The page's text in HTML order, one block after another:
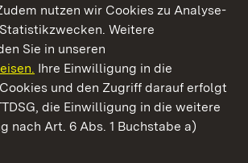
nutzen wir Cookies zu Analyse-
Weitere
Sie in unseren
Ihre Einwilligung in die
und den Zugriff darauf erfolgt
die Einwilligung in die weitere
nach Art. 6 Abs. 1 Buchstabe a)
und Gärten Baden‑Württemberg
und Gärten Baden-Württemberg